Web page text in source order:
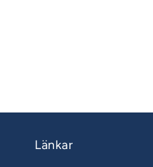
Länkar